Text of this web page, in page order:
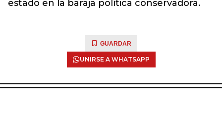
estado en la baraja política conservadora.
GUARDAR
UNIRSE A WHATSAPP